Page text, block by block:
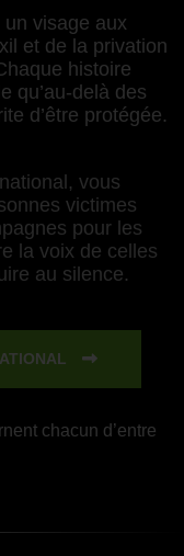
un visage aux
et de la privation
histoire
qu’au-delà des
d’être protégée.
vous
victimes
pour les
la voix de celles
au silence.
chacun d’entre